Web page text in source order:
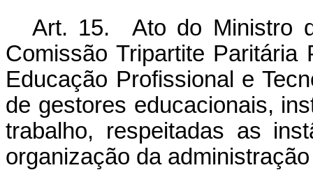
Art. 15. Ato do Ministro
Comissão Tripartite
Educação Profissional e
de gestores educacionais,
trabalho, respeitadas as
organização da